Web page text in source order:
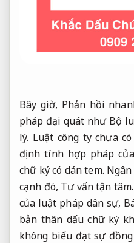
Bây giờ, Phản hồi
pháp đại quát như Bộ
lý. Luật công ty chưa
định tính hợp pháp
chữ ký có dán tem. Ngân
cạnh đó, Tư vấn tận tâm.
của luật pháp dân sự,
bản thân dấu chữ ký
không biểu đạt sự đồng